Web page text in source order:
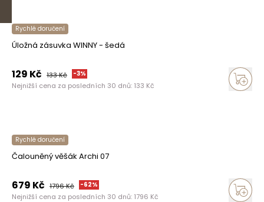
Rychlé doručení
Úložná zásuvka WINNY - šedá
129 Kč 133Kč -3%
Nejnižší cena za posledních 30 dnů: 133 Kč
Rychlé doručení
Čalouněný věšák Archi 07
679 Kč 1796Kč -62%
Nejnižší cena za posledních 30 dnů: 1796 Kč